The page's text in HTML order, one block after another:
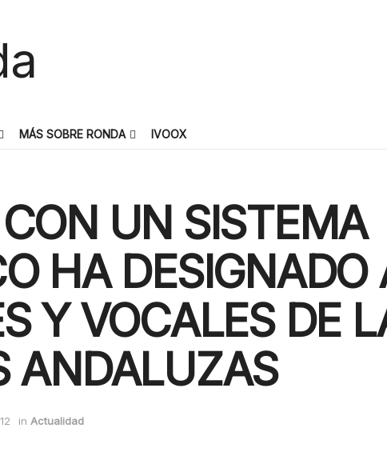
MÁS SOBRE RONDA IVOOX
UN SISTEMA
HA DESIGNADO
Y VOCALES DE
ANDALUZAS
in Actualidad